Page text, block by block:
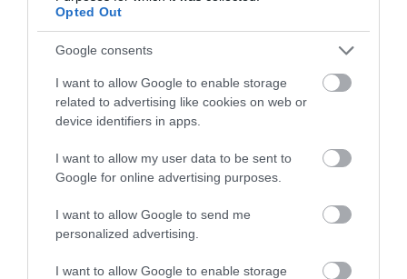
Opted Out
Google consents
I want to allow Google to enable storage
related to advertising like cookies on web or
device identifiers in apps.
I want to allow my user data to be sent to
Google for online advertising purposes.
I want to allow Google to send me
personalized advertising.
I want to allow Google to enable storage
REGGELI ZABKÁSÁDAT
KÖVETKEZŐ CIKK